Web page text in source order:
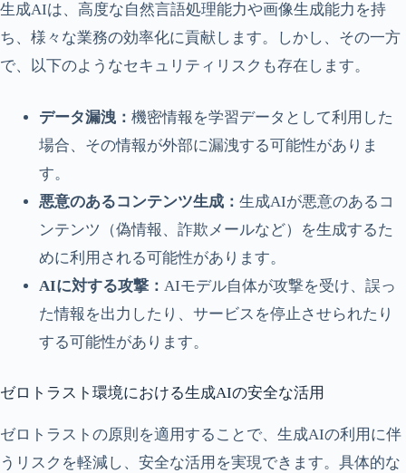
生成AIは、高度な自然言語処理能力や画像生成能力を持
ち、様々な業務の効率化に貢献します。しかし、その一方
で、以下のようなセキュリティリスクも存在します。
データ漏洩： 機密情報を学習データとして利用した
場合、その情報が外部に漏洩する可能性がありま
す。
悪意のあるコンテンツ生成： 生成AIが悪意のあるコ
ンテンツ（偽情報、詐欺メールなど）を生成するた
めに利用される可能性があります。
AIに対する攻撃： AIモデル自体が攻撃を受け、誤っ
た情報を出力したり、サービスを停止させられたり
する可能性があります。
ゼロトラスト環境における生成AIの安全な活用
ゼロトラストの原則を適用することで、生成AIの利用に伴
うリスクを軽減し、安全な活用を実現できます。具体的な